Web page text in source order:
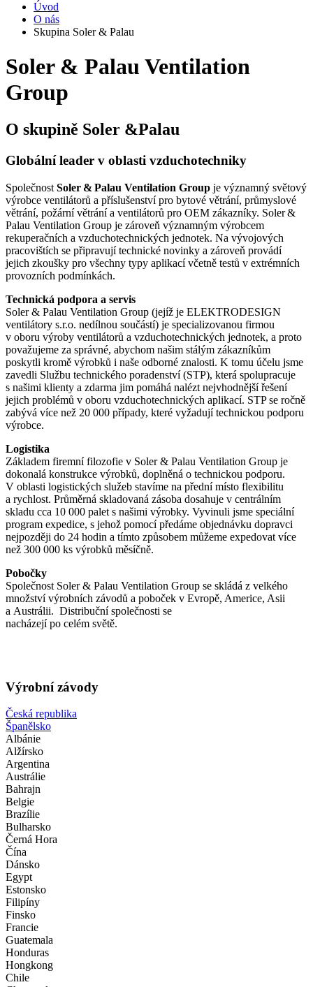
Úvod
O nás
Skupina Soler & Palau
Soler & Palau Ventilation
Group
O skupině Soler &Palau
Globální leader v oblasti vzduchotechniky
Společnost Soler & Palau Ventilation Group je významný světový
výrobce ventilátorů a příslušenství pro bytové větrání, průmyslové
větrání, požární větrání a ventilátorů pro OEM zákazníky. Soler &
Palau Ventilation Group je zároveň významným výrobcem
rekuperačních a vzduchotechnických jednotek. Na vývojových
pracovištích se připravují technické novinky a zároveň provádí
jejich zkoušky pro všechny typy aplikací včetně testů v extrémních
provozních podmínkách.
Technická podpora a servis
Soler & Palau Ventilation Group (jejíž je ELEKTRODESIGN
ventilátory s.r.o. nedílnou součástí) je specializovanou firmou
v oboru výroby ventilátorů a vzduchotechnických jednotek, a proto
považujeme za správné, abychom našim stálým zákazníkům
poskytli kromě výrobků i naše odborné znalosti. K tomu účelu jsme
zavedli Službu technického poradenství (STP), která spolupracuje
s našimi klienty a zdarma jim pomáhá nalézt nejvhodnější řešení
jejich problémů v oboru vzduchotechnických aplikací. STP se ročně
zabývá více než 20 000 případy, které vyžadují technickou podporu
výrobce.
Logistika
Základem firemní filozofie v Soler & Palau Ventilation Group je
dokonalá konstrukce výrobků, doplněná o technickou podporu.
V oblasti logistických služeb stavíme na přední místo flexibilitu
a rychlost. Průměrná skladovaná zásoba dosahuje v centrálním
skladu cca 10 000 palet s našimi výrobky. Vyvinuli jsme speciální
program expedice, s jehož pomocí předáme objednávku dopravci
nejpozději do 24 hodin a tímto způsobem můžeme expedovat více
než 300 000 ks výrobků měsíčně.
Pobočky
Společnost Soler & Palau Ventilation Group se skládá z velkého
množství výrobních závodů a poboček v Evropě, Americe, Asii
a Austrálii. Distribuční společnosti se
nacházejí po celém světě.
Výrobní závody
Česká republika
Španělsko
Albánie
Alžírsko
Argentina
Austrálie
Bahrajn
Belgie
Brazílie
Bulharsko
Černá Hora
Čína
Dánsko
Egypt
Estonsko
Filipíny
Finsko
Francie
Guatemala
Honduras
Hongkong
Chile